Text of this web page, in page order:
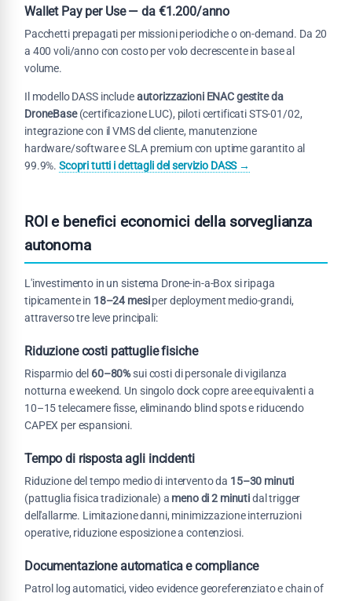
Wallet Pay per Use — da €1.200/anno
Pacchetti prepagati per missioni periodiche o on-demand. Da 20
a 400 voli/anno con costo per volo decrescente in base al
volume.
Il modello DASS includeautorizzazioni ENAC gestite da
DroneBase(certificazione LUC), piloti certificati STS-01/02,
integrazione con il VMS del cliente, manutenzione
hardware/software e SLA premium con uptime garantito al
99.9%.Scopri tutti i dettagli del servizio DASS →
ROI e benefici economici della sorveglianza
autonoma
L'investimento in un sistema Drone-in-a-Box si ripaga
tipicamente in 18–24 mesiper deployment medio-grandi,
attraverso tre leve principali:
Riduzione costi pattuglie fisiche
Risparmio del 60–80%sui costi di personale di vigilanza
notturna e weekend. Un singolo dock copre aree equivalenti a
10–15 telecamere fisse, eliminando blind spots e riducendo
CAPEX per espansioni.
Tempo di risposta agli incidenti
Riduzione del tempo medio di intervento da 15–30 minuti
(pattuglia fisica tradizionale) a meno di 2 minutidal trigger
dell'allarme. Limitazione danni, minimizzazione interruzioni
operative, riduzione esposizione a contenziosi.
Documentazione automatica e compliance
Patrol log automatici, video evidence georeferenziato e chain of